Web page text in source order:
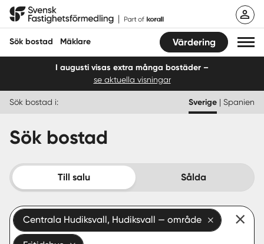
Hoppa
Svensk Fastighetsförmedling
Sök bostad Mäklare Värdering
Sälja
Köpa
Start
I augusti visas extra många bostäder –
se aktuella visningar
Sök bostad i: Sverige | Spanien
Sök bostad
Till salu Sålda
Centrala Hudiksvall, Hudiksvall — område